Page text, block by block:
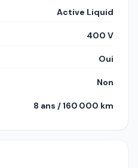
Active Liquid
400 V
Oui
Non
8 ans / 160 000 km